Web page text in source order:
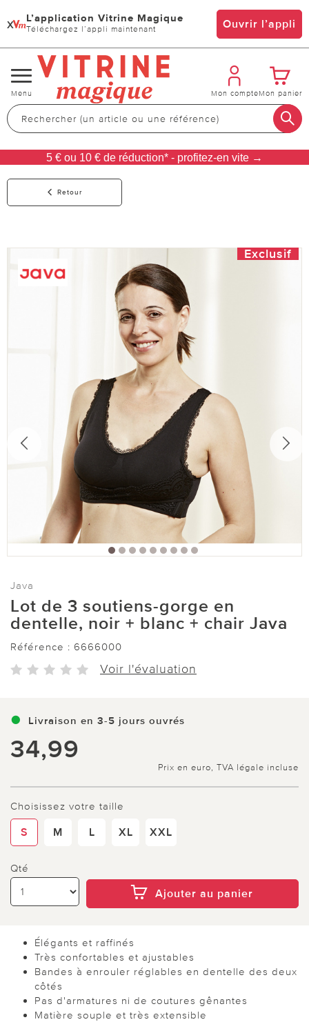
x L’application Vitrine Magique
Téléchargez l’appli maintenant Ouvrir l’appli
Changer
de
navigation
Menu Mon compteMon panier
5 € ou 10 € de réduction* - profitez-en vite →
Retour
Exclusif
Java
Lot de 3 soutiens-gorge en
dentelle, noir + blanc + chair Java
Référence : 6666000
Voir l'évaluation
Livraison en 3-5 jours ouvrés
34,99
Prix en euro, TVA légale incluse
Choisissez votre taille
S M L XL XXL
Qté
Ajouter au panier
Élégants et raffinés
Très confortables et ajustables
Bandes à enrouler réglables en dentelle des deux
côtés
Pas d'armatures ni de coutures gênantes
Matière souple et très extensible